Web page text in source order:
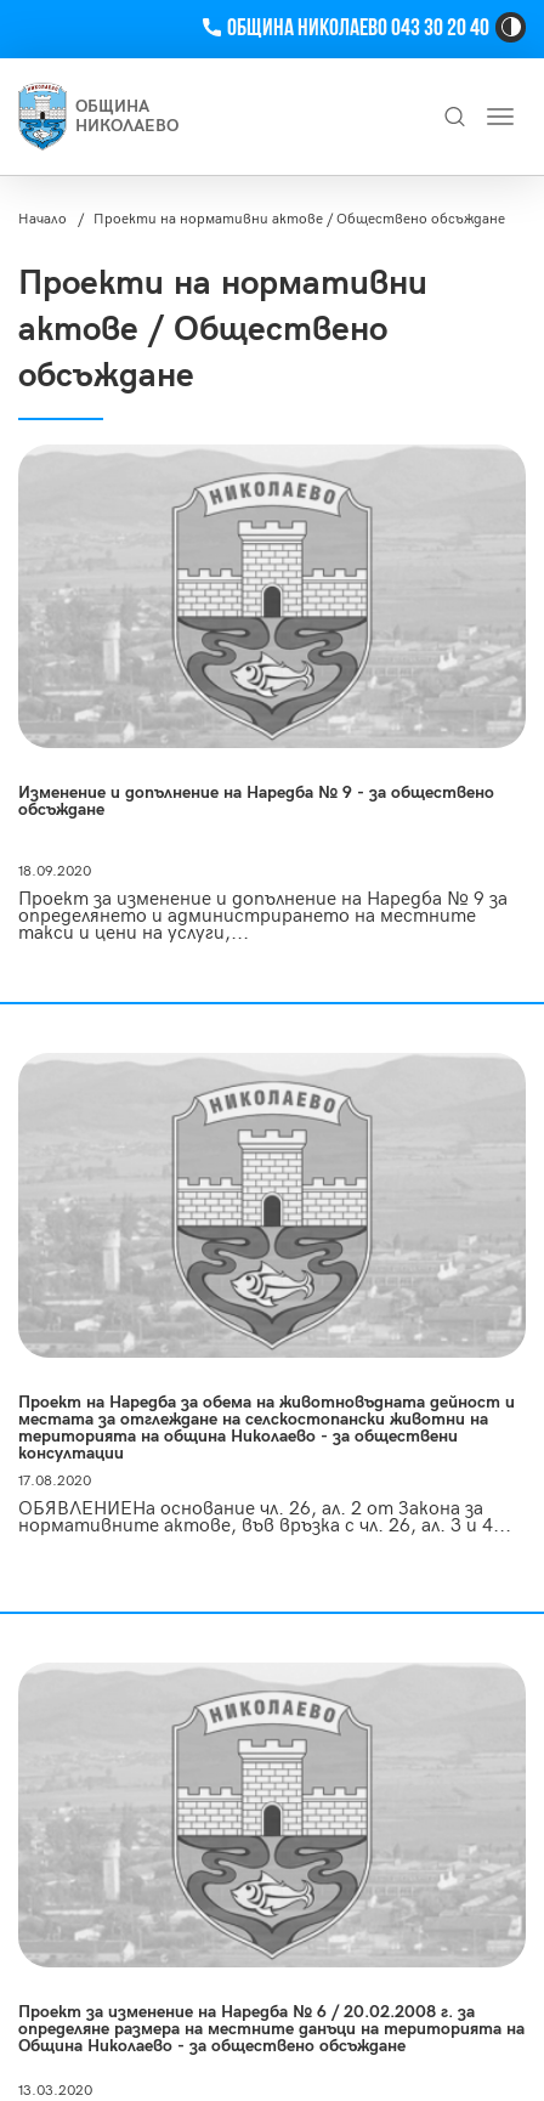
Телефон
Община Николаево 043 30 20 40
ОБЩИНА
НИКОЛАЕВО
Начало Проекти на нормативни актове / Обществено обсъждане
Проекти на нормативни
актове / Обществено
обсъждане
Изменение и допълнение на Наредба № 9 - за обществено
обсъждане
18.09.2020
Проект за изменение и допълнение на Наредба № 9 за
определянето и администрирането на местните
такси и цени на услуги,...
Проект на Наредба за обема на животновъдната дейност и
местата за отглеждане на селскостопански животни на
територията на община Николаево - за обществени
консултации
17.08.2020
ОБЯВЛЕНИЕНа основание чл. 26, ал. 2 от Закона за
нормативните актове, във връзка с чл. 26, ал. 3 и 4...
Проект за изменение на Наредба № 6 / 20.02.2008 г. за
определяне размера на местните данъци на територията на
Община Николаево - за обществено обсъждане
13.03.2020